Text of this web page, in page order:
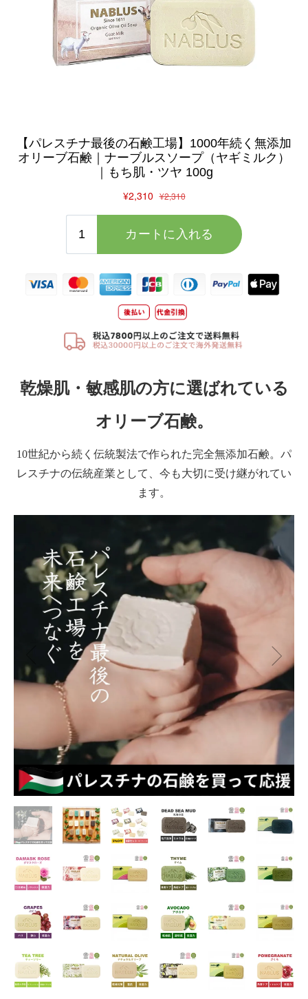
乾燥肌・敏感肌の方に選ばれている
オリーブ石鹸。
10世紀から続く伝統製法で作られた完全無添加石鹸。パ
レスチナの伝統産業として、今も大切に受け継がれてい
ます。